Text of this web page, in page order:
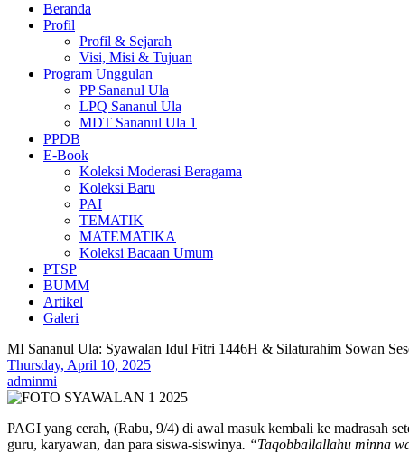
Beranda
Profil
Profil & Sejarah
Visi, Misi & Tujuan
Program Unggulan
PP Sananul Ula
LPQ Sananul Ula
MDT Sananul Ula 1
PPDB
E-Book
Koleksi Moderasi Beragama
Koleksi Baru
PAI
TEMATIK
MATEMATIKA
Koleksi Bacaan Umum
PTSP
BUMM
Artikel
Galeri
MI Sananul Ula: Syawalan Idul Fitri 1446H & Silaturahim Sowan
Thursday, April 10, 2025
adminmi
PAGI yang cerah, (Rabu, 9/4) di awal masuk kembali ke madrasah
guru, karyawan, dan para siswa-siswinya. “Taqobballallahu minna